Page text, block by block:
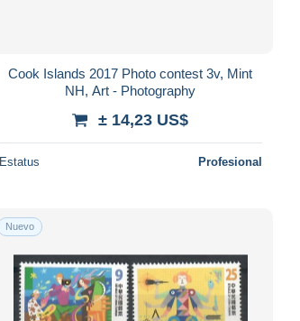
Cook Islands 2017 Photo contest 3v, Mint
NH, Art - Photography
± 14,23 US$
Estatus Profesional
Nuevo